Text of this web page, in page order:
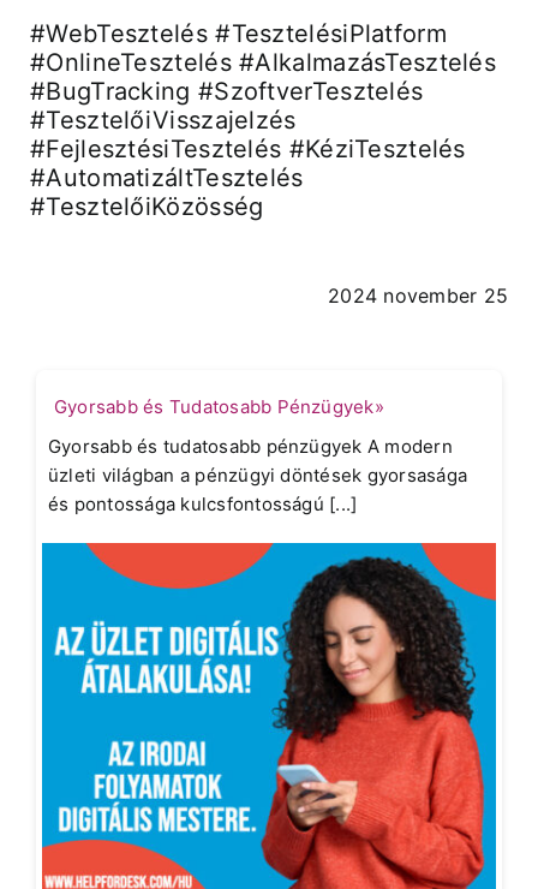
#WebTesztelés #TesztelésiPlatform
#OnlineTesztelés #AlkalmazásTesztelés
#BugTracking #SzoftverTesztelés
#TesztelőiVisszajelzés
#FejlesztésiTesztelés #KéziTesztelés
#AutomatizáltTesztelés
#TesztelőiKözösség
2024 november 25
Gyorsabb és Tudatosabb Pénzügyek»
Gyorsabb és tudatosabb pénzügyek A modern
üzleti világban a pénzügyi döntések gyorsasága
és pontossága kulcsfontosságú [...]